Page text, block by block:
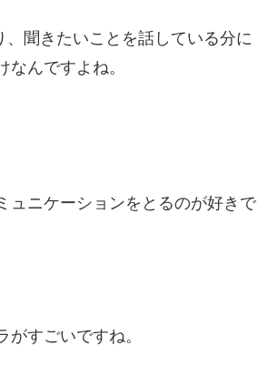
聞きたいことを話している分に
んですよね。
ュニケーションをとるのが好きで
すごいですね。